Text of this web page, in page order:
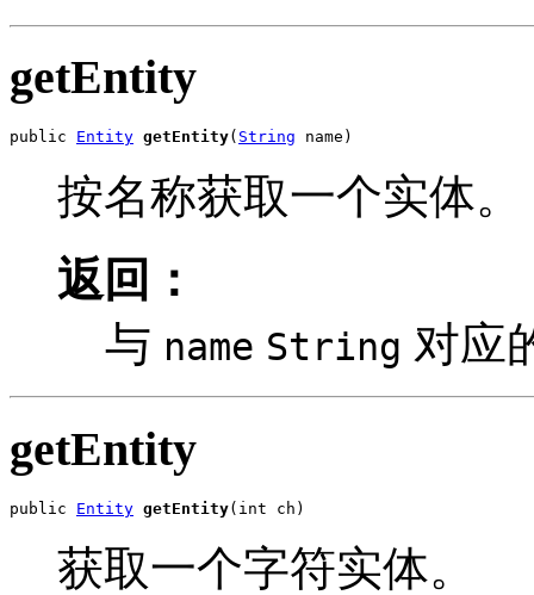
getEntity
public Entity getEntity( String name)
按名称获取一个实体。
返回：
与 name String 对应
getEntity
public Entity getEntity(int ch)
获取一个字符实体。